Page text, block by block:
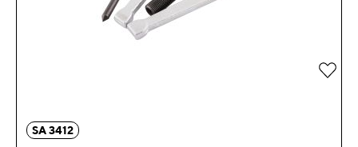
SA 3412